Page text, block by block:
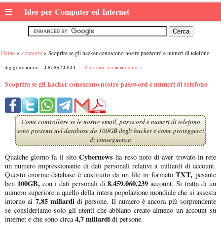
≡ Idee per Computer ed Internet
Home sicurezza Scoprire se gli hacker conoscono nostre password e numeri di telefono
Aggiornato: 20/06/2021 Nessun commento :
Scoprire se gli hacker conoscono nostre password e numeri di telefono
Come controllare se le nostre email, password e numeri di telefono
sono presenti nel database da 100GB degli hacker e come proteggerci
di conseguenza
Qualche giorno fa il sitoCybernews ha reso noto di aver trovato in rete
un numero impressionante di dati personali relativi a miliardi di account.
Questo enorme database è costituito da un file in formatoTXT, pesante
ben 100GB,con i dati personali di8.459.060.239 account. Si tratta di un
numero superiore a quello della intera popolazione mondiale che si assesta
intorno ai 7,85 miliardidi persone. Il numero è ancora più sorprendente
se consideriamo solo gli utenti che abbiano creato almeno un account su
internet e che sono circa4,7 miliardi di persone.